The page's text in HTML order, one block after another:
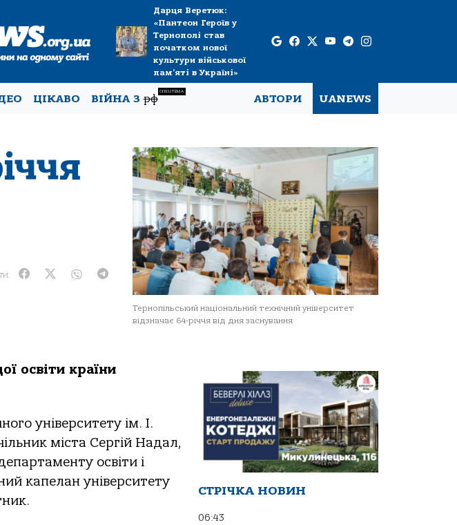
Дарця Веретюк:
«Пантеон Героїв у
Тернополі став
початком нової
культури військової
пам’яті в Україні»
ЦІКАВО ВІЙНА Зрф
СПЕЦТЕМА
АВТОРИ UANEWS
Тернопільський національний технічний університет
відзначає 64-річчя від дня заснування
освіти країни
університету ім. І.
міста Сергій Надал,
освіти і
капелан університету
СТРІЧКА НОВИН
06:43